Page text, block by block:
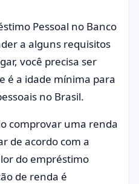
Pessoal no Banco
a alguns requisitos
você precisa ser
é a idade mínima para
no Brasil.
comprovar uma renda
de acordo com a
do empréstimo
de renda é